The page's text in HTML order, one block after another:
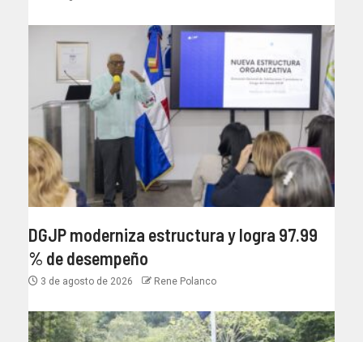
DGJP moderniza estructura y logra 97.99
% de desempeño
3 de agosto de 2026 Rene Polanco